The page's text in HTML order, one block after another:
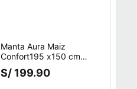
Manta Aura Maiz
Confort195 x150 cm
Zalmohadas
S/ 199.90